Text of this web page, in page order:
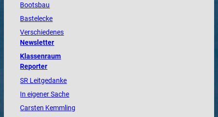
Bootsbau
Bastelecke
Verschiedenes
Newsletter
Klassenraum
Reporter
SR Leitgedanke
In eigener Sache
Carsten Kemmling